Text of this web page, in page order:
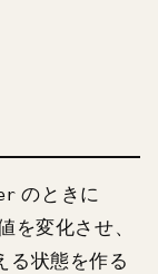
のときに
を変化させ、
る状態を作る